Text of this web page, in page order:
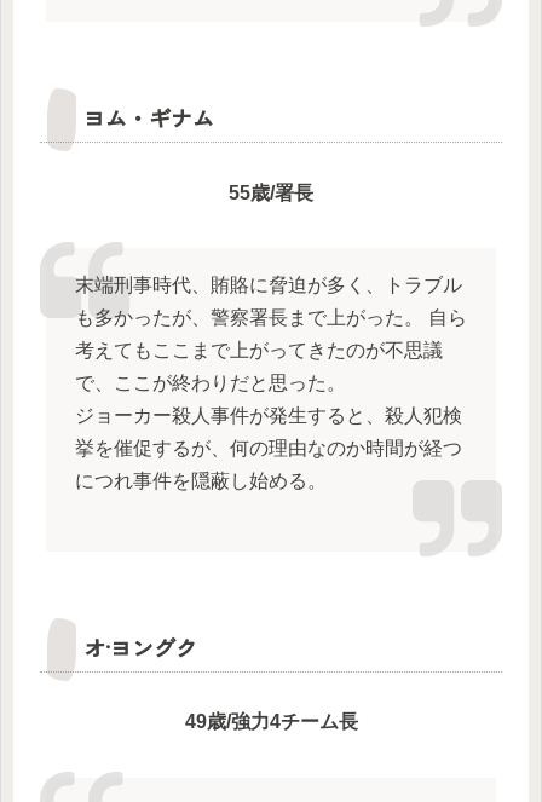
ヨム・ギナム
55歳/署長
末端刑事時代、賄賂に脅迫が多く、トラブル
も多かったが、警察署長まで上がった。 自ら
考えてもここまで上がってきたのが不思議
で、ここが終わりだと思った。
ジョーカー殺人事件が発生すると、殺人犯検
挙を催促するが、何の理由なのか時間が経つ
につれ事件を隠蔽し始める。
オ·ヨングク
49歳/強力4チーム長